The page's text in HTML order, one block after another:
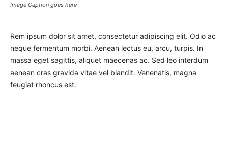
Image Caption goes here
Rem ipsum dolor sit amet, consectetur adipiscing elit. Odio ac
neque fermentum morbi. Aenean lectus eu, arcu, turpis. In
massa eget sagittis, aliquet maecenas ac. Sed leo interdum
aenean cras gravida vitae vel blandit. Venenatis, magna
feugiat rhoncus est.